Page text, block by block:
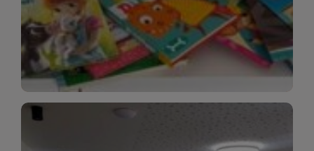
jako pierwsze.
WIĘCEJ